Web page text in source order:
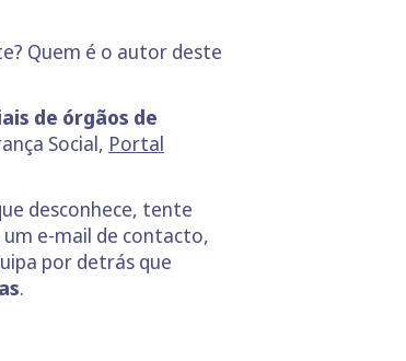
Quem é o autor deste
de órgãos de
Social, Portal
desconhece, tente
um e-mail de contacto,
por detrás que
.